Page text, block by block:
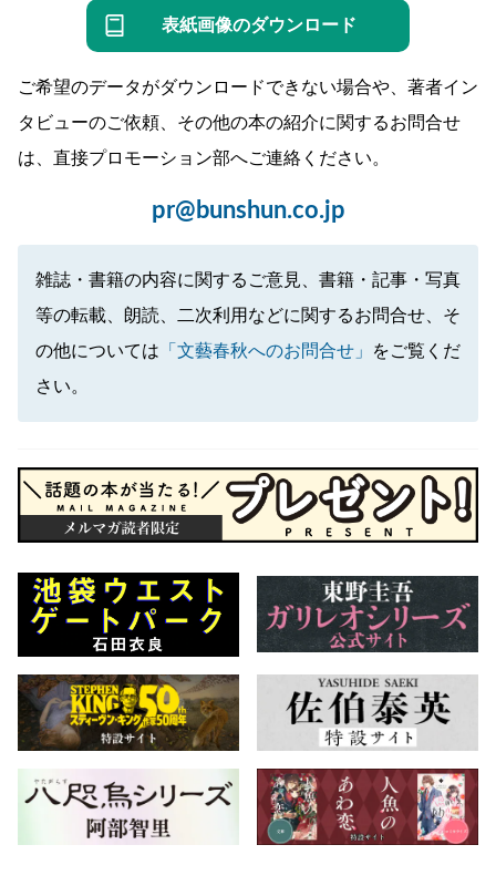
表紙画像のダウンロード
ご希望のデータがダウンロードできない場合や、著者イン
タビューのご依頼、その他の本の紹介に関するお問合せ
は、直接プロモーション部へご連絡ください。
pr@bunshun.co.jp
雑誌・書籍の内容に関するご意見、書籍・記事・写真
等の転載、朗読、二次利用などに関するお問合せ、そ
の他については 「文藝春秋へのお問合せ」
をご覧くだ
さい。